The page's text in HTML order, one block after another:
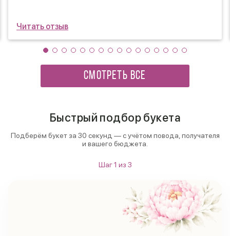
Читать отзыв
СМОТРЕТЬ ВСЕ
Быстрый подбор букета
Подберём букет за 30 секунд — с учётом повода, получателя
и вашего бюджета.
Шаг1 из 3